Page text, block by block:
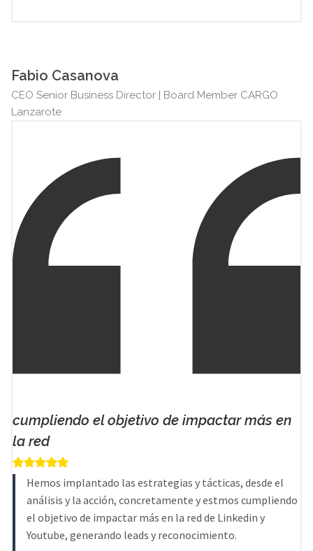
Fabio Casanova
CEO Senior Business Director | Board Member CARGO
Lanzarote
cumpliendo el objetivo de impactar más en
la red
Hemos implantado las estrategias y tácticas, desde el
análisis y la acción, concretamente y estmos cumpliendo
el objetivo de impactar más en la red de Linkedin y
Youtube, generando leads y reconocimiento.